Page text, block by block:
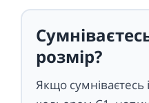
розмір?
Якщо сумніваєтесь